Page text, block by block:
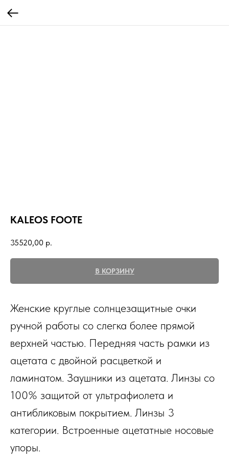
KALEOS FOOTE
35520,00 р.
В КОРЗИНУ
Женские круглые солнцезащитные очки
ручной работы со слегка более прямой
верхней частью. Передняя часть рамки из
ацетата с двойной расцветкой и
ламинатом. Заушники из ацетата. Линзы со
100% защитой от ультрафиолета и
антибликовым покрытием. Линзы 3
категории. Встроенные ацетатные носовые
упоры.